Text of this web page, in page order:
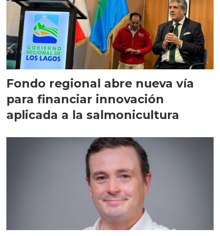
Fondo regional abre nueva vía
para financiar innovación
aplicada a la salmonicultura